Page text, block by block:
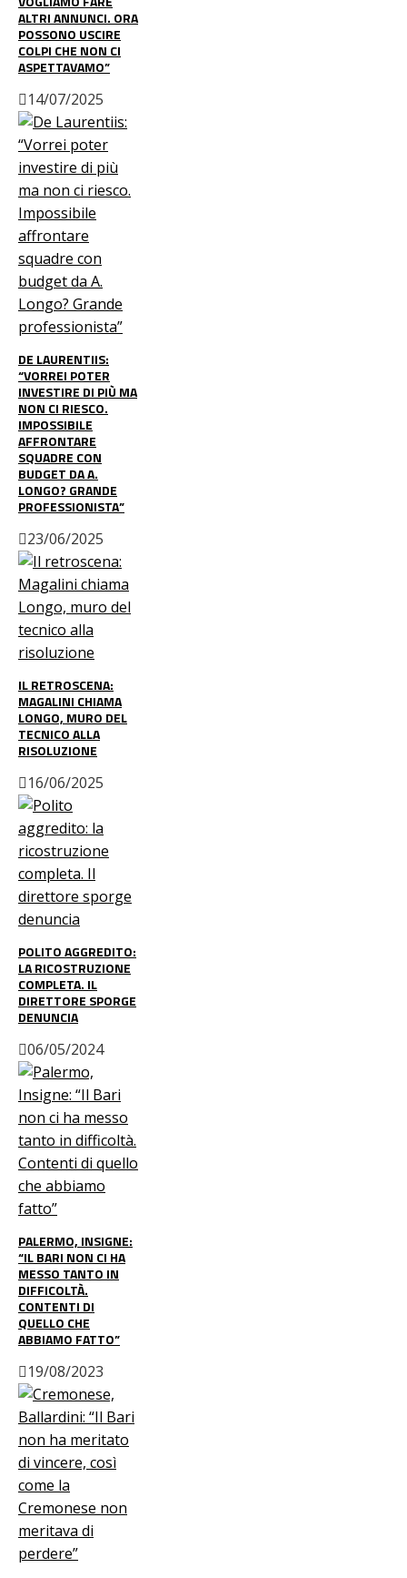
ALTRI ANNUNCI. ORA
POSSONO USCIRE
COLPI CHE NON CI
ASPETTAVAMO”
14/07/2025
DE LAURENTIIS:
“VORREI POTER
INVESTIRE DI PIÙ MA
NON CI RIESCO.
IMPOSSIBILE
AFFRONTARE
SQUADRE CON
BUDGET DA A.
LONGO? GRANDE
PROFESSIONISTA”
23/06/2025
IL RETROSCENA:
MAGALINI CHIAMA
LONGO, MURO DEL
TECNICO ALLA
RISOLUZIONE
16/06/2025
POLITO AGGREDITO:
LA RICOSTRUZIONE
COMPLETA. IL
DIRETTORE SPORGE
DENUNCIA
06/05/2024
PALERMO, INSIGNE:
“IL BARI NON CI HA
MESSO TANTO IN
DIFFICOLTÀ.
CONTENTI DI
QUELLO CHE
ABBIAMO FATTO”
19/08/2023